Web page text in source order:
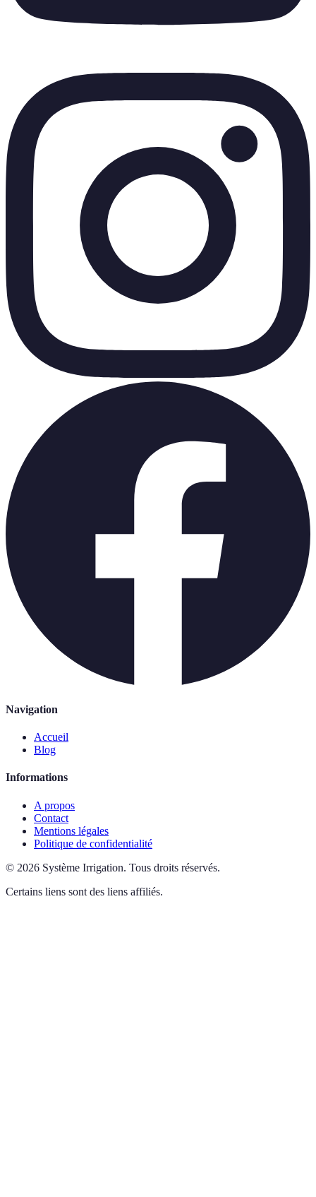
Navigation
Accueil
Blog
Informations
A propos
Contact
Mentions légales
Politique de confidentialité
© 2026 Système Irrigation. Tous droits réservés.
Certains liens sont des liens affiliés.